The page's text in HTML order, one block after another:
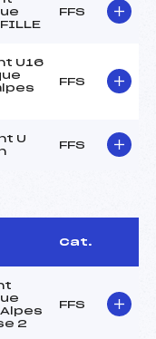
FFS
U16
FFS
U
FFS
Cat.
2
FFS